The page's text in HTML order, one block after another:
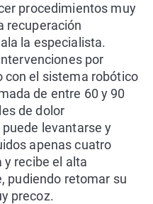
procedimientos muy
recuperación
la especialista.
por
con el sistema robótico
de entre 60 y 90
de dolor
levantarse y
apenas cuatro
y recibe el alta
pudiendo retomar su
precoz.